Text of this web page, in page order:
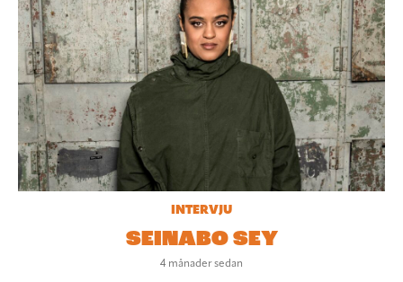
INTERVJU
SEINABO SEY
4 månader sedan